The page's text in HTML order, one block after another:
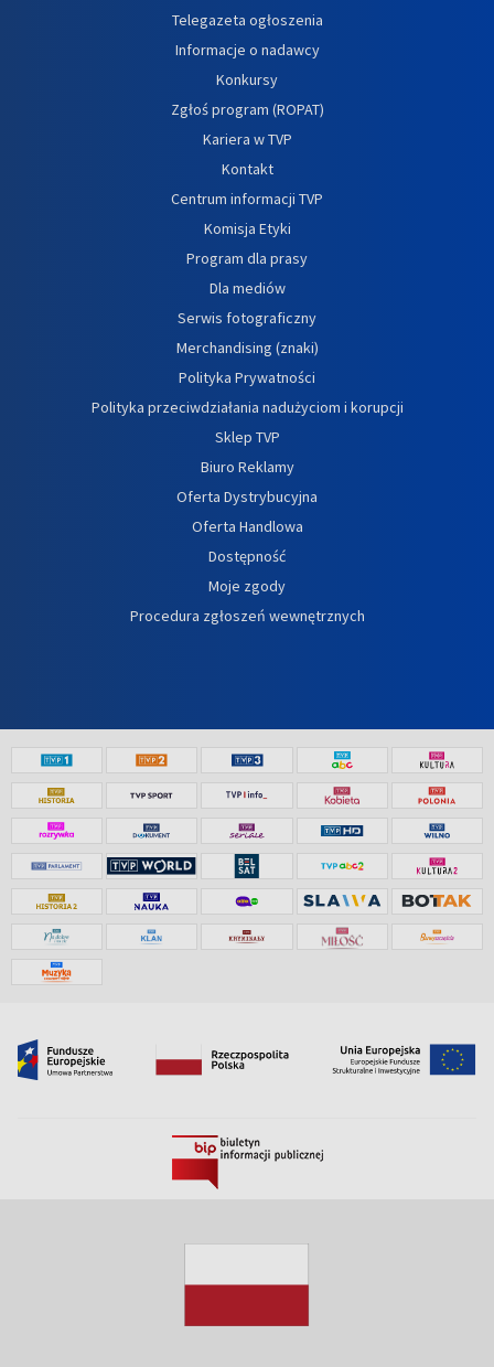
Telegazeta ogłoszenia
Informacje o nadawcy
Konkursy
Zgłoś program (ROPAT)
Kariera w TVP
Kontakt
Centrum informacji TVP
Komisja Etyki
Program dla prasy
Dla mediów
Serwis fotograficzny
Merchandising (znaki)
Polityka Prywatności
Polityka przeciwdziałania nadużyciom i korupcji
Sklep TVP
Biuro Reklamy
Oferta Dystrybucyjna
Oferta Handlowa
Dostępność
Moje zgody
Procedura zgłoszeń wewnętrznych